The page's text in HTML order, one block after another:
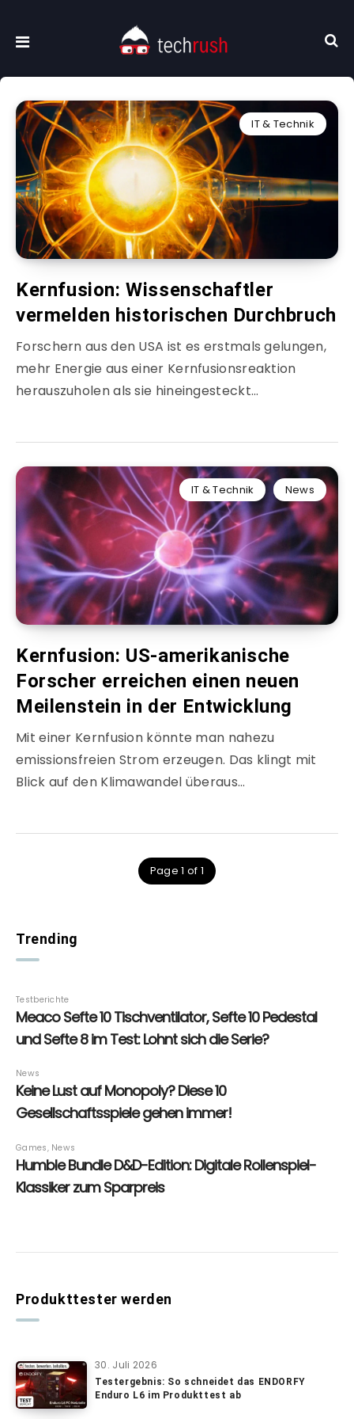
IT & Technik
Kernfusion: Wissenschaftler
vermelden historischen Durchbruch
Forschern aus den USA ist es erstmals gelungen,
mehr Energie aus einer Kernfusionsreaktion
herauszuholen als sie hineingesteckt…
IT & Technik News
Kernfusion: US-amerikanische
Forscher erreichen einen neuen
Meilenstein in der Entwicklung
Mit einer Kernfusion könnte man nahezu
emissionsfreien Strom erzeugen. Das klingt mit
Blick auf den Klimawandel überaus…
Page 1 of 1
Trending
Produkttester werden
30. Juli 2026
Testergebnis: So schneidet das ENDORFY
Enduro L6 im Produkttest ab